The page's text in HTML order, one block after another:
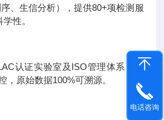
、生信分析），提供80+项检测服
性。
认证实验室及ISO管理体系，实
，原始数据100%可溯源。
电话咨询